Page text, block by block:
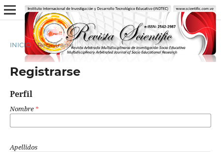
INICIO / Registrarse
Registrarse
Perfil
Nombre*
Apellidos